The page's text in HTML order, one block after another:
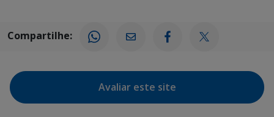
Compartilhe:
Avaliar este site